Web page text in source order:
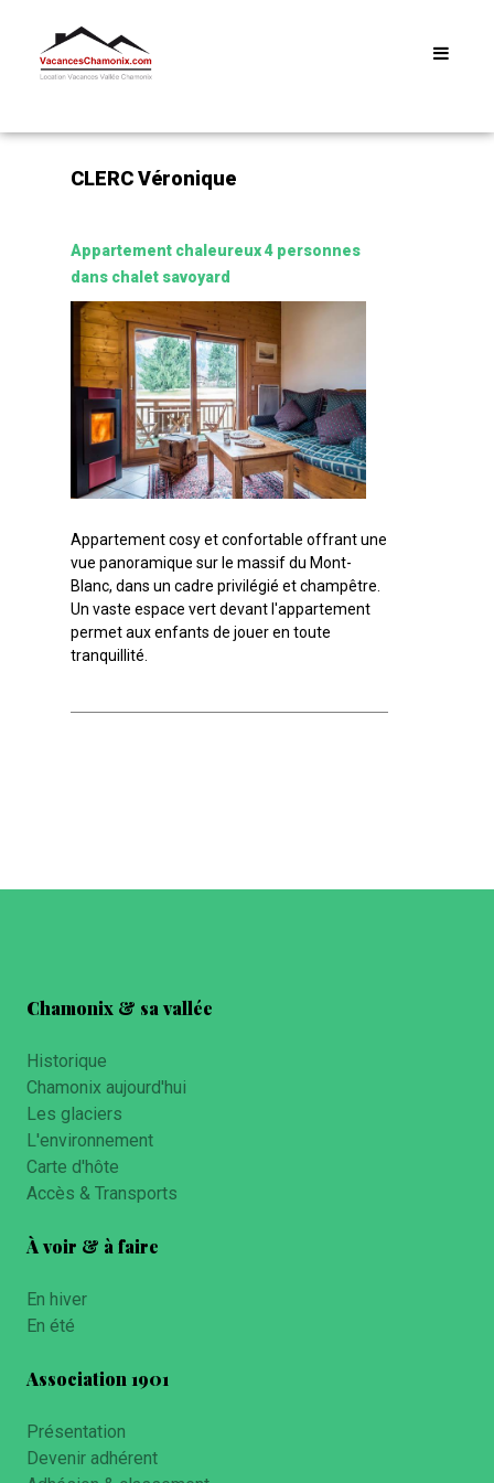
CLERC Véronique
Appartement chaleureux 4 personnes
dans chalet savoyard
Appartement cosy et confortable offrant une
vue panoramique sur le massif du Mont-
Blanc, dans un cadre privilégié et champêtre.
Un vaste espace vert devant l'appartement
permet aux enfants de jouer en toute
tranquillité.
Chamonix & sa vallée
Historique
Chamonix aujourd'hui
Les glaciers
L'environnement
Carte d'hôte
Accès & Transports
À voir & à faire
En hiver
En été
Association 1901
Présentation
Devenir adhérent